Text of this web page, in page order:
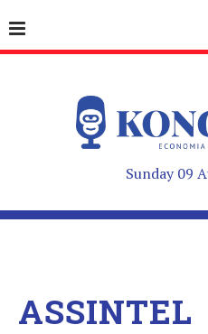
Sunday 09
ASSINTEL